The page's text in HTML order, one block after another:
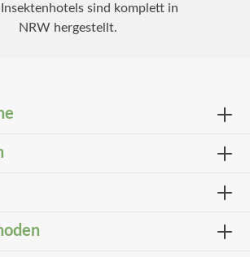
sind komplett in
NRW hergestellt.